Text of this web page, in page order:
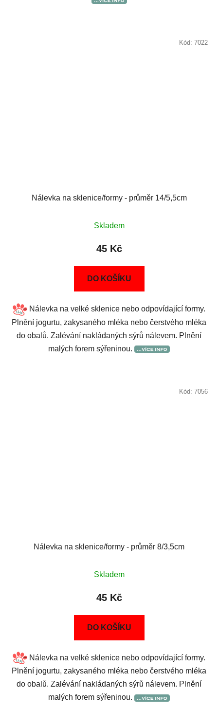
Nálevka na sklenice/formy - průměr 14/5,5cm
Skladem
45 Kč
DO KOŠÍKU
Nálevka na velké sklenice nebo odpovídající formy.
Plnění jogurtu, zakysaného mléka nebo čerstvého mléka
do obalů. Zalévání nakládaných sýrů nálevem. Plnění
malých forem sýřeninou.
Kód: 7022
Nálevka na sklenice/formy - průměr 8/3,5cm
Skladem
45 Kč
DO KOŠÍKU
Nálevka na velké sklenice nebo odpovídající formy.
Plnění jogurtu, zakysaného mléka nebo čerstvého mléka
do obalů. Zalévání nakládaných sýrů nálevem. Plnění
malých forem sýřeninou.
Kód: 7056